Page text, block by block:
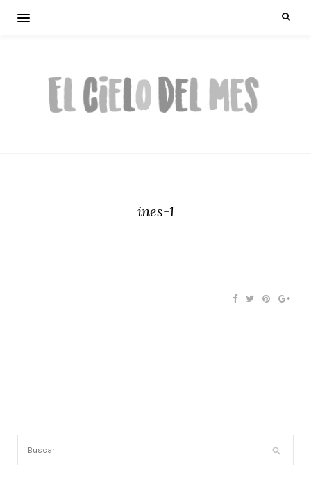
ines-1